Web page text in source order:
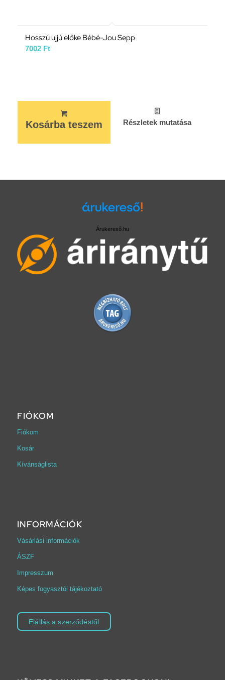
Hosszú ujjú előke Bébé-Jou Sepp
7002 Ft
Kosárba teszem Részletek mutatása
Árukereső.hu
FIÓKOM
Fiókom
Kosár
Kívánságlista
INFORMÁCIÓK
Vásárlási információk
ÁSZF
Impresszum
Képes fogyasztói tájékoztató
Elállás a szerződéstől